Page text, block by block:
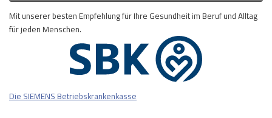
Mit unserer besten Empfehlung für Ihre Gesundheit im Beruf und Alltag
für jeden Menschen.
Die SIEMENS Betriebskrankenkasse